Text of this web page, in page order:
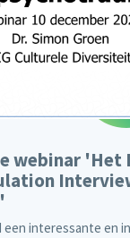
webinar 'Het
een interessante en